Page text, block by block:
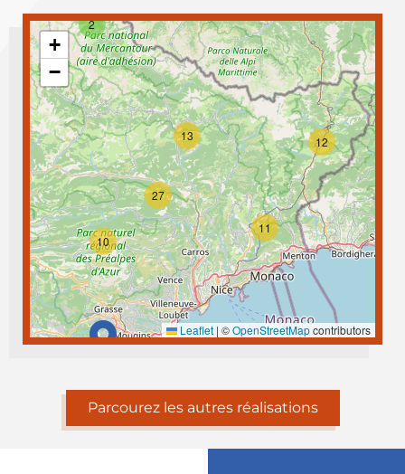
11
12
10
2
13
27
+
−
Leaflet | ©OpenStreetMapcontributors
Parcourez les autres réalisations